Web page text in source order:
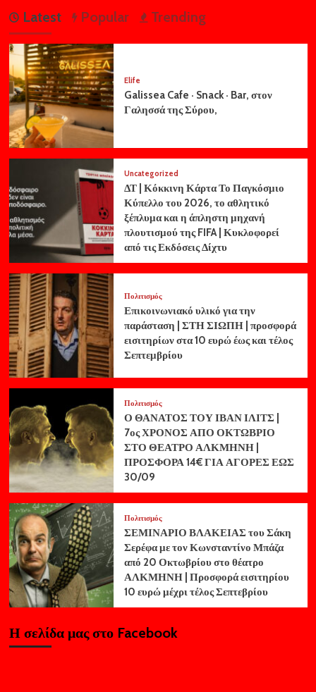
Latest Popular Trending
Elife
Galissea Cafe · Snack · Bar, στον
Γαλησσά της Σύρου,
Uncategorized
ΔΤ | Κόκκινη Κάρτα Το Παγκόσμιο
Κύπελλο του 2026, το αθλητικό
ξέπλυμα και η άπληστη μηχανή
πλουτισμού της FIFA | Κυκλοφορεί
από τις Εκδόσεις Δίχτυ
Πολιτισμός
Επικοινωνιακό υλικό για την
παράσταση | ΣΤΗ ΣΙΩΠΗ | προσφορά
εισιτηρίων στα 10 ευρώ έως και τέλος
Σεπτεμβρίου
Πολιτισμός
Ο ΘΑΝΑΤΟΣ ΤΟΥ ΙΒΑΝ ΙΛΙΤΣ |
7ος ΧΡΟΝΟΣ ΑΠΟ ΟΚΤΩΒΡΙΟ
ΣΤΟ ΘΕΑΤΡΟ ΑΛΚΜΗΝΗ |
ΠΡΟΣΦΟΡΑ 14€ ΓΙΑ ΑΓΟΡΕΣ ΕΩΣ
30/09
Πολιτισμός
ΣΕΜΙΝΑΡΙΟ ΒΛΑΚΕΙΑΣ του Σάκη
Σερέφα με τον Κωνσταντίνο Μπάζα
από 20 Οκτωβρίου στο θέατρο
ΑΛΚΜΗΝΗ | Προσφορά εισιτηρίου
10 ευρώ μέχρι τέλος Σεπτεβρίου
Η σελίδα μας στο Facebook